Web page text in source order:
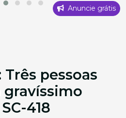
Anuncie grátis
pessoas
418